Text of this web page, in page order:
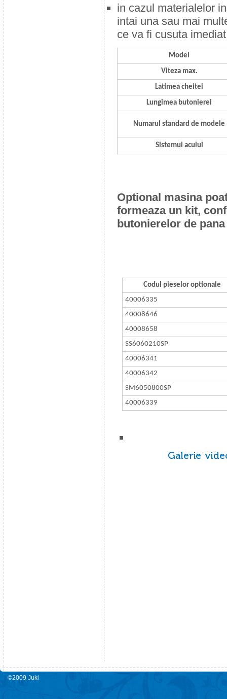
in cazul materialelor
intai una sau mai
ce va fi cusuta
Model
Viteza max.
Latimea cheitei
Lungimea butonierei
Numarul standard de modele
Sistemul acului
Optional masina
formeaza un kit,
butonierelor de
Codul pieselor optionale
40006335
40008646
40008658
SS6060210SP
40006341
40006342
SM6050800SP
40006339
©2009 Juki